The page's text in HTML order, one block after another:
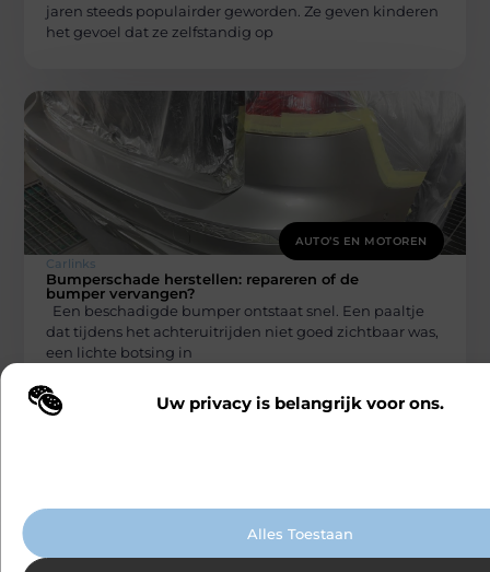
Uw privacy is belangrijk voor ons.
Wij maken gebruik van cookies en vergelijkbare technologieën om te
Alles Toestaan
jaren steeds populairder geworden. Ze geven kinderen
het gevoel dat ze zelfstandig op
AUTO’S EN MOTOREN
Carlinks
Bumperschade herstellen: repareren of de
bumper vervangen?
Een beschadigde bumper ontstaat snel. Een paaltje
dat tijdens het achteruitrijden niet goed zichtbaar was,
een lichte botsing in
AUTO’S EN MOTOREN